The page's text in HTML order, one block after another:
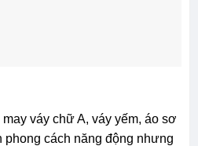
váy chữ A, váy yếm, áo sơ
phong cách năng động nhưng